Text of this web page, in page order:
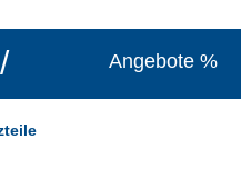
/ Angebote %